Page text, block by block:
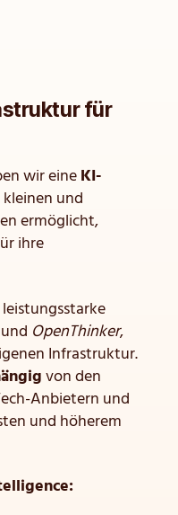
für
wir eineKI-
und
ermöglicht,
ihre
OpenThinker,
Infrastruktur.
von den
Anbietern und
und höherem